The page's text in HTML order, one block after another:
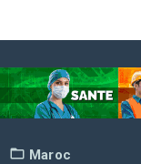
Maroc